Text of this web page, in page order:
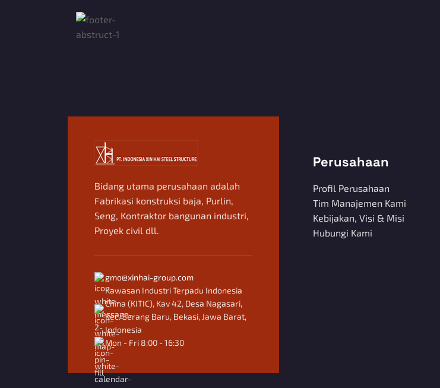
Bidang utama perusahaan adalah
Fabrikasi konstruksi baja, Purlin,
Seng, Kontraktor bangunan industri,
Proyek civil dll.
gmo@xinhai-group.com
Kawasan Industri Terpadu Indonesia
China (KITIC), Kav 42, Desa Nagasari,
Kec. Serang Baru, Bekasi, Jawa Barat,
Indonesia
Mon - Fri 8:00 - 16:30
Perusahaan
Profil Perusahaan
Tim Manajemen Kami
Kebijakan, Visi & Misi
Hubungi Kami